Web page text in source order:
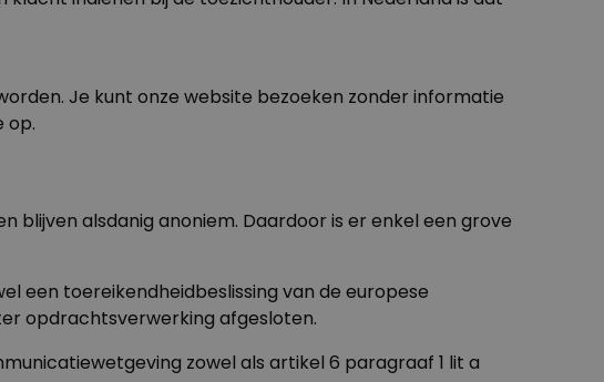
Je kunt onze website bezoeken zonder informatie
op.
alsdanig anoniem. Daardoor is er enkel een grove
een toereikendheidbeslissing van de europese
opdrachtsverwerking afgesloten.
zowel als artikel 6 paragraaf 1 lit a